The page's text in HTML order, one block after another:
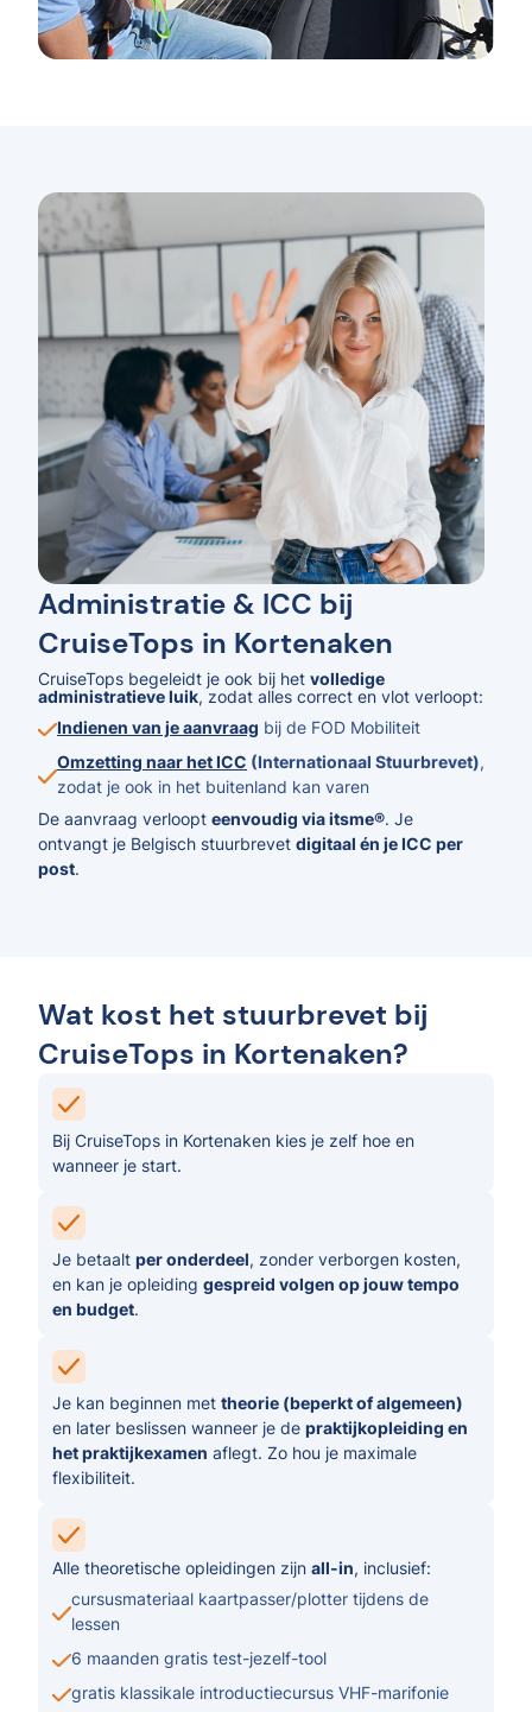
Administratie & ICC bij
CruiseTops in Kortenaken
CruiseTops begeleidt je ook bij het volledige
administratieve luik, zodat alles correct en vlot verloopt:
Indienen van je aanvraag bij de FOD Mobiliteit
Omzetting naar het ICC (Internationaal Stuurbrevet),
zodat je ook in het buitenland kan varen
De aanvraag verloopt eenvoudig via itsme®. Je
ontvangt je Belgisch stuurbrevet digitaal én je ICC per
post.
Wat kost het stuurbrevet bij
CruiseTops in Kortenaken?
Bij CruiseTops in Kortenaken kies je zelf hoe en
wanneer je start.
Je betaalt per onderdeel, zonder verborgen kosten,
en kan je opleiding gespreid volgen op jouw tempo
en budget.
Je kan beginnen met theorie (beperkt of algemeen)
en later beslissen wanneer je de praktijkopleiding en
het praktijkexamen aflegt. Zo hou je maximale
flexibiliteit.
Alle theoretische opleidingen zijn all-in, inclusief:
cursusmateriaal kaartpasser/plotter tijdens de
lessen
6 maanden gratis test-jezelf-tool
gratis klassikale introductiecursus VHF-marifonie